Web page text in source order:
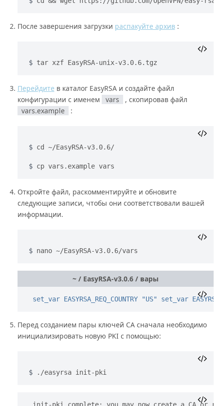
После завершения загрузки распакуйте архив:
tar xzf EasyRSA-unix-v3.0.6.tgz
Перейдите в каталог EasyRSA и создайте файл
конфигурации с именем
vars
, скопировав файл
vars.example
:
cd ~/EasyRSA-v3.0.6/
cp vars.example vars
Откройте файл, раскомментируйте и обновите
следующие записи, чтобы они соответствовали вашей
информации.
nano ~/EasyRSA-v3.0.6/vars
~ / EasyRSA-v3.0.6 / вары
set_var EASYRSA_REQ_COUNTRY "US" set_var
Перед созданием пары ключей CA сначала необходимо
инициализировать новую PKI с помощью:
./easyrsa init-pki